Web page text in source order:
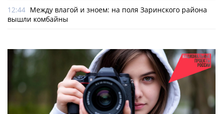
12:44 Между влагой и зноем: на поля Заринского района
вышли комбайны